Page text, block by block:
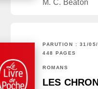
M. C. Beaton
PARUTION : 31/
448 PAGES
ROMANS
LES